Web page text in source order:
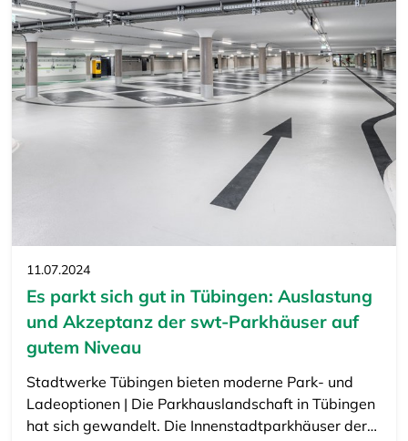
11.07.2024
Es parkt sich gut in Tübingen: Auslastung
und Akzeptanz der swt-Parkhäuser auf
gutem Niveau
Stadtwerke Tübingen bieten moderne Park- und
Ladeoptionen | Die Parkhauslandschaft in Tübingen
hat sich gewandelt. Die Innenstadtparkhäuser der…